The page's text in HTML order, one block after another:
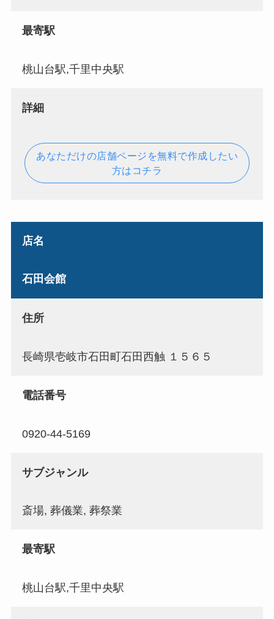
最寄駅
桃山台駅,千里中央駅
詳細
あなただけの店舗ページを無料で作成したい
方はコチラ
店名
石田会館
住所
長崎県壱岐市石田町石田西触 １５６５
電話番号
0920-44-5169
サブジャンル
斎場, 葬儀業, 葬祭業
最寄駅
桃山台駅,千里中央駅